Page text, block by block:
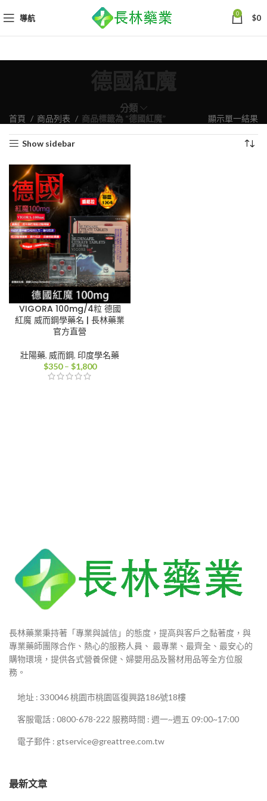
導航 0 $0
德國紅魔
分類
首頁 商品列表 商品標籤為 “德國紅魔” 顯示單一結果
Show sidebar
VIGORA 100mg/4粒 德國
紅魔 威而鋼學藥名 | 長林藥業
官方直營
壯陽藥, 威而鋼, 印度學名藥
$350 – $1,800價
長林藥業秉持著「專業與誠信」的態度，提高與客戶之黏著度，與
專業藥師團隊合作、熱心的服務人員、 最專業、最齊全、最安心的
購物環境，提供各式營養保健、婦嬰用品及醫材用品等全方位服
務。
地址 : 330046 桃園市桃園區復興路186號18樓
客服電話 : 0800-678-222 服務時間 : 週一~週五 09:00~17:00
電子郵件 : gtservice@greattree.com.tw
最新文章